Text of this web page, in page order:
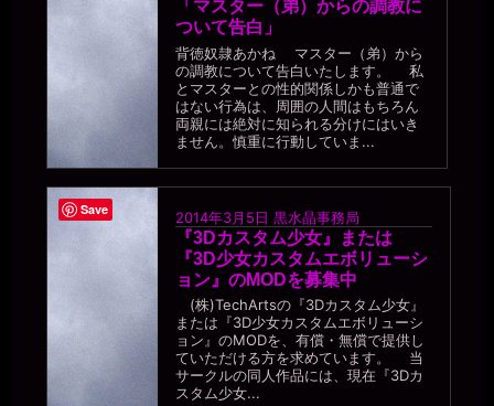
「マスター（弟）からの調教に
ついて告白」
背徳奴隷あかね マスター（弟）から
の調教について告白いたします。 私
とマスターとの性的関係しかも普通で
はない行為は、周囲の人間はもちろん
両親には絶対に知られる分けにはいき
ません。慎重に行動していま...
2014年3月5日 黒水晶事務局
『3Dカスタム少女』または
『3D少女カスタムエボリューシ
ョン』のMODを募集中
(株)TechArtsの『3Dカスタム少女』
または『3D少女カスタムエボリューシ
ョン』のMODを、有償・無償で提供し
ていただける方を求めています。 当
サークルの同人作品には、現在『3Dカ
スタム少女...
Save